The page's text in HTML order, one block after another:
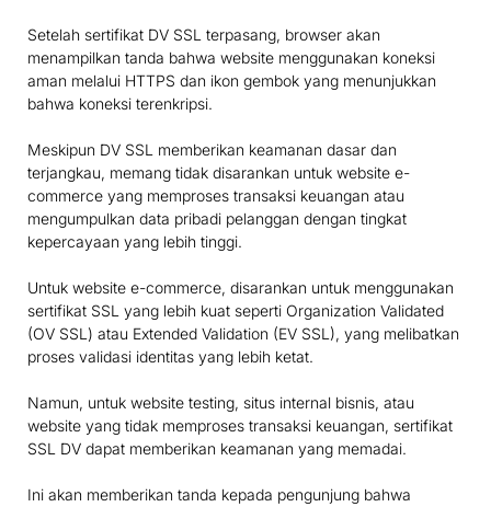
Setelah sertifikat DV SSL terpasang, browser akan
menampilkan tanda bahwa website menggunakan koneksi
aman melalui HTTPS dan ikon gembok yang menunjukkan
bahwa koneksi terenkripsi.
Meskipun DV SSL memberikan keamanan dasar dan
terjangkau, memang tidak disarankan untuk website e-
commerce yang memproses transaksi keuangan atau
mengumpulkan data pribadi pelanggan dengan tingkat
kepercayaan yang lebih tinggi.
Untuk website e-commerce, disarankan untuk menggunakan
sertifikat SSL yang lebih kuat seperti Organization Validated
(OV SSL) atau Extended Validation (EV SSL), yang melibatkan
proses validasi identitas yang lebih ketat.
Namun, untuk website testing, situs internal bisnis, atau
website yang tidak memproses transaksi keuangan, sertifikat
SSL DV dapat memberikan keamanan yang memadai.
Ini akan memberikan tanda kepada pengunjung bahwa